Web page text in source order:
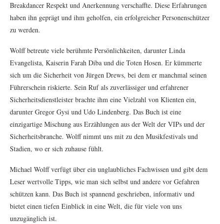
Breakdancer Respekt und Anerkennung verschaffte. Diese Erfahrungen
haben ihn geprägt und ihm geholfen, ein erfolgreicher Personenschützer
zu werden.
Wolff betreute viele berühmte Persönlichkeiten, darunter Linda
Evangelista, Kaiserin Farah Diba und die Toten Hosen. Er kümmerte
sich um die Sicherheit von Jürgen Drews, bei dem er manchmal seinen
Führerschein riskierte. Sein Ruf als zuverlässiger und erfahrener
Sicherheitsdienstleister brachte ihm eine Vielzahl von Klienten ein,
darunter Gregor Gysi und Udo Lindenberg. Das Buch ist eine
einzigartige Mischung aus Erzählungen aus der Welt der VIPs und der
Sicherheitsbranche. Wolff nimmt uns mit zu den Musikfestivals und
Stadien, wo er sich zuhause fühlt.
Michael Wolff verfügt über ein unglaubliches Fachwissen und gibt dem
Leser wertvolle Tipps, wie man sich selbst und andere vor Gefahren
schützen kann. Das Buch ist spannend geschrieben, informativ und
bietet einen tiefen Einblick in eine Welt, die für viele von uns
unzugänglich ist.